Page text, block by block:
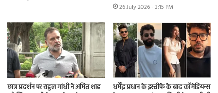
26 July 2026 - 3:15 PM
छात्र प्रदर्शन पर राहुल गांधी ने अमित शाह
धर्मेंद्र प्रधान के इस्तीफे के बाद कॉमेडियन्स